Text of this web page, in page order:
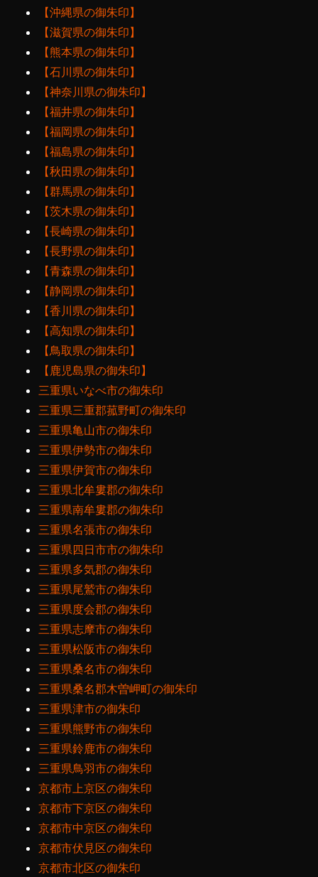
【沖縄県の御朱印】
【滋賀県の御朱印】
【熊本県の御朱印】
【石川県の御朱印】
【神奈川県の御朱印】
【福井県の御朱印】
【福岡県の御朱印】
【福島県の御朱印】
【秋田県の御朱印】
【群馬県の御朱印】
【茨木県の御朱印】
【長崎県の御朱印】
【長野県の御朱印】
【青森県の御朱印】
【静岡県の御朱印】
【香川県の御朱印】
【高知県の御朱印】
【鳥取県の御朱印】
【鹿児島県の御朱印】
三重県いなべ市の御朱印
三重県三重郡菰野町の御朱印
三重県亀山市の御朱印
三重県伊勢市の御朱印
三重県伊賀市の御朱印
三重県北牟婁郡の御朱印
三重県南牟婁郡の御朱印
三重県名張市の御朱印
三重県四日市市の御朱印
三重県多気郡の御朱印
三重県尾鷲市の御朱印
三重県度会郡の御朱印
三重県志摩市の御朱印
三重県松阪市の御朱印
三重県桑名市の御朱印
三重県桑名郡木曽岬町の御朱印
三重県津市の御朱印
三重県熊野市の御朱印
三重県鈴鹿市の御朱印
三重県鳥羽市の御朱印
京都市上京区の御朱印
京都市下京区の御朱印
京都市中京区の御朱印
京都市伏見区の御朱印
京都市北区の御朱印